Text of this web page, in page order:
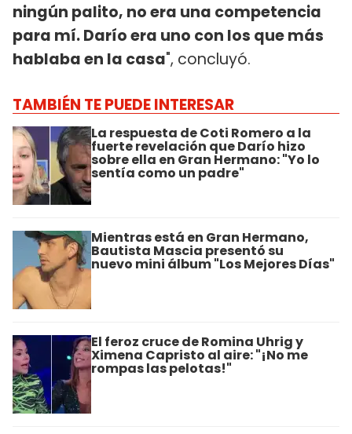
ningún palito, no era una competencia
para mí. Darío era uno con los que más
hablaba en la casa", concluyó.
TAMBIÉN TE PUEDE INTERESAR
La respuesta de Coti Romero a la
fuerte revelación que Darío hizo
sobre ella en Gran Hermano: "Yo lo
sentía como un padre"
Mientras está en Gran Hermano,
Bautista Mascia presentó su
nuevo mini álbum "Los Mejores Días"
El feroz cruce de Romina Uhrig y
Ximena Capristo al aire: "¡No me
rompas las pelotas!"